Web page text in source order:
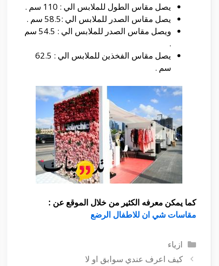
يصل مقاس الطول للملابس الي : 110 سم .
يصل مقاس الصدر للملابس الي :58.5 سم .
ويصل مقاس الصدر للملابس الي : 54.5 سم
.
يصل مقاس الفخذين للملابس الي : 62.5
سم .
كما يمكن معرفه الكثير من خلال الموقع عن :
مقاسات شي ان للاطفال الرضع
التصنيفات
ازياء
كيف اعرف عندي سوابق او لا